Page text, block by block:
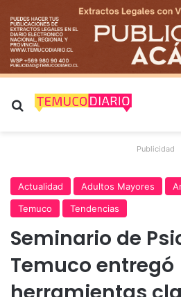
Buscar por
Publicidad
Actualidad Adultos Mayores
Temuco
Tendencias
Seminario de
Temuco entregó